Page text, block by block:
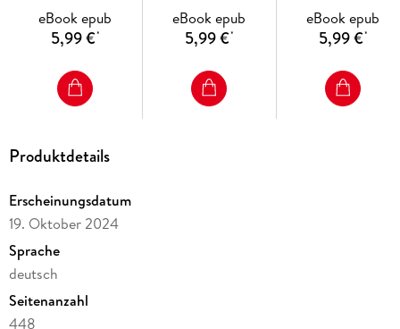
eBook epub
5,99 €*
eBook epub
5,99 €*
eBook epub
5,99 €*
Produktdetails
Erscheinungsdatum
19. Oktober 2024
Sprache
deutsch
Seitenanzahl
448